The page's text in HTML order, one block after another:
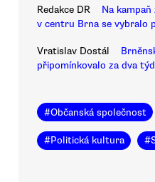
Redakce DR
Na
v centru Brna se vybralo
Vratislav Dostál
připomínkovalo za dva
#Občanská společnost
#Politická kultura #